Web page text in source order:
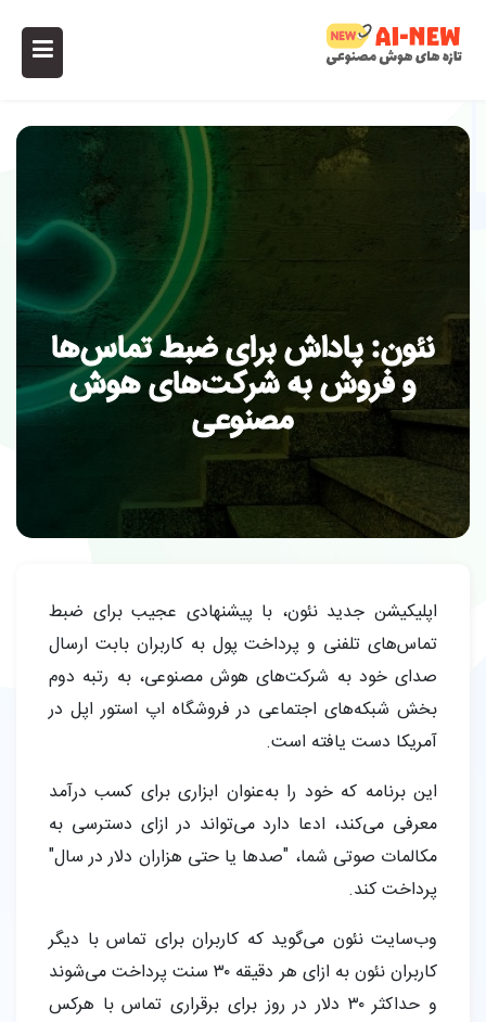
نئون: پاداش برای ضبط تماس‌ها
و فروش به شرکت‌های هوش
مصنوعی
اپلیکیشن جدید نئون، با پیشنهادی عجیب برای ضبط
تماس‌های تلفنی و پرداخت پول به کاربران بابت ارسال
صدای خود به شرکت‌های هوش مصنوعی، به رتبه دوم
بخش شبکه‌های اجتماعی در فروشگاه اپ استور اپل در
آمریکا دست یافته است.
این برنامه که خود را به‌عنوان ابزاری برای کسب درآمد
معرفی می‌کند، ادعا دارد می‌تواند در ازای دسترسی به
مکالمات صوتی شما، "صدها یا حتی هزاران دلار در سال"
پرداخت کند.
وب‌سایت نئون می‌گوید که کاربران برای تماس با دیگر
کاربران نئون به ازای هر دقیقه ۳۰ سنت پرداخت می‌شوند
و حداکثر ۳۰ دلار در روز برای برقراری تماس با هرکس